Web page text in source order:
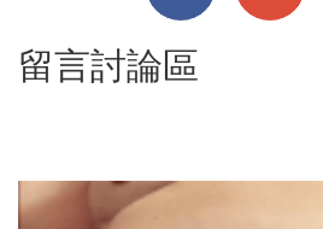
留言討論區